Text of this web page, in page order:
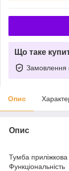
Що таке
Замовлення
Опис
Опис
Тумба приліжкова
Функціональність